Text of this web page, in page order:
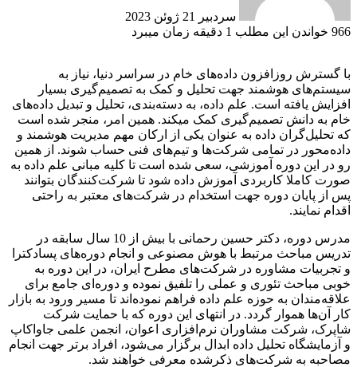
سردبیر
21 ژوئن 2023
966 خواندن این مطلب 1 دقیقه زمان می‎برد
با گسترش روزافزون داده‌های خام در سراسر دنیا، نیاز به
سیستم‌های هوشمند جهت تحلیل و کمک به تصمیم‌گیری بسیار
افزایش یافته است. علم داده، به دسته‌بندی، تحلیل و تبدیل داده‌های
خام به دانش تصمیم‌گیری کمک میکند. همین امر، منجر شده است
که تحلیل‌گران داده به عنوان یکی از ارکان مهم مدیریت هوشمند و
داده‌محور در تمامی شرکت‌ها و تیم‌های فنی حساب شوند. از همین
رو در این دوره آموزشی، سعی شده است تا کلیه مبانی علم داده به
صورت کاملا کاربردی آموزش داده شود تا شرکت‌کنندگان بتوانند
پس از پایان دوره جهت استخدام در شرکت‌های معتبر به راحتی
اقدام نمایند.
مدرس دوره، دکتر حسین رحمانی با بیش از 10 سال سابقه در
تدریس مباحث مرتبط با هوش مصنوعی و انجام دوره‌های پسادکترا
و تجربیات مشاوره در شرکت‌های مطرح ایران، در این دوره به
خوبی مباحث تئوری و عملی را تلفیق نموده و دوره‌ای جامع برای
علاقه‌مندان به حوزه علم داده فراهم نموده‌اند تا مسیر ورود به بازار
کار آن‌ها هموار گردد. در انتهای این دوره که با حمایت شرکت
شاپرک، شرکت مشاوران نرم‌افزاری اعوان، انجمن علمی جاواکاپ
و آزمایشگاه تحلیل داده ابدال برگزار می‌شود، افراد برتر جهت انجام
مصاحبه به شرکت‌های ذکر‌شده معرفی خواهند شد.